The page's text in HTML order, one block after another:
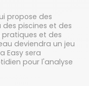
propose des
piscines et des
et des
deviendra un jeu
Easy sera
pour l'analyse